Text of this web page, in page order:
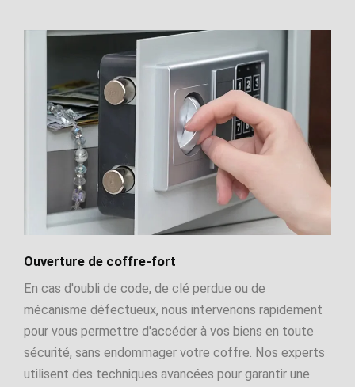
Ouverture de coffre-fort
En cas d'oubli de code, de clé perdue ou de
mécanisme défectueux, nous intervenons rapidement
pour vous permettre d'accéder à vos biens en toute
sécurité, sans endommager votre coffre. Nos experts
utilisent des techniques avancées pour garantir une